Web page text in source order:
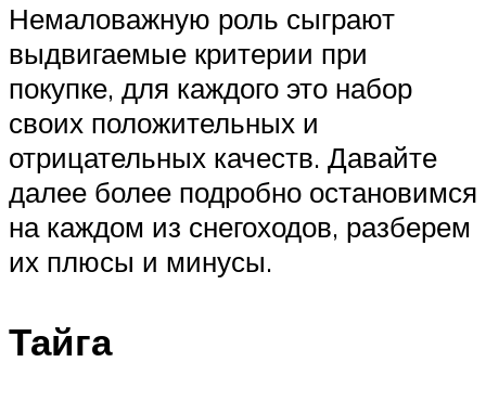
Немаловажную роль сыграют
выдвигаемые критерии при
покупке, для каждого это набор
своих положительных и
отрицательных качеств. Давайте
далее более подробно остановимся
на каждом из снегоходов, разберем
их плюсы и минусы.
Тайга